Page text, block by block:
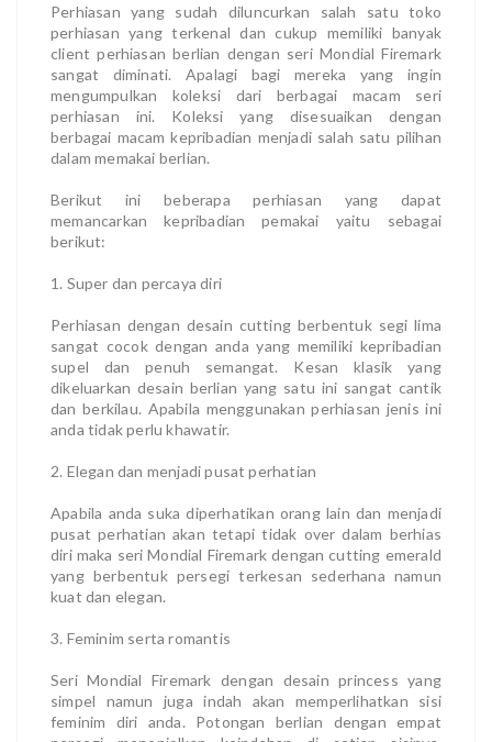
Perhiasan yang sudah diluncurkan salah satu toko
perhiasan yang terkenal dan cukup memiliki banyak
client perhiasan berlian dengan seri Mondial Firemark
sangat diminati. Apalagi bagi mereka yang ingin
mengumpulkan koleksi dari berbagai macam seri
perhiasan ini. Koleksi yang disesuaikan dengan
berbagai macam kepribadian menjadi salah satu pilihan
dalam memakai berlian.
Berikut ini beberapa perhiasan yang dapat
memancarkan kepribadian pemakai yaitu sebagai
berikut:
1. Super dan percaya diri
Perhiasan dengan desain cutting berbentuk segi lima
sangat cocok dengan anda yang memiliki kepribadian
supel dan penuh semangat. Kesan klasik yang
dikeluarkan desain berlian yang satu ini sangat cantik
dan berkilau. Apabila menggunakan perhiasan jenis ini
anda tidak perlu khawatir.
2. Elegan dan menjadi pusat perhatian
Apabila anda suka diperhatikan orang lain dan menjadi
pusat perhatian akan tetapi tidak over dalam berhias
diri maka seri Mondial Firemark dengan cutting emerald
yang berbentuk persegi terkesan sederhana namun
kuat dan elegan.
3. Feminim serta romantis
Seri Mondial Firemark dengan desain princess yang
simpel namun juga indah akan memperlihatkan sisi
feminim diri anda. Potongan berlian dengan empat